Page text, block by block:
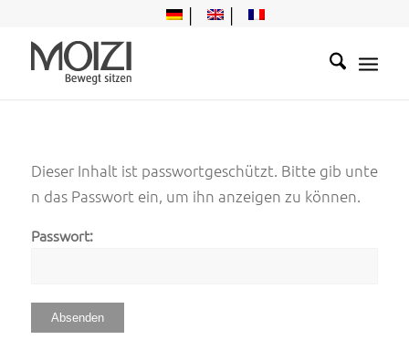
Dieser Inhalt ist passwortgeschützt. Bitte gib unte
n das Passwort ein, um ihn anzeigen zu können.
Passwort: